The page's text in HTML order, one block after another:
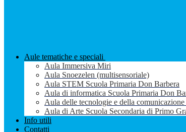
Aule tematiche e speciali
Aula Immersiva Miri
Aula Snoezelen (multisensoriale)
Aula STEM Scuola Primaria Don Barbera
Aula di informatica Scuola Primaria Don
Aula delle tecnologie e della
Aula di Arte Scuola Secondaria di Primo
Info utili
Contatti